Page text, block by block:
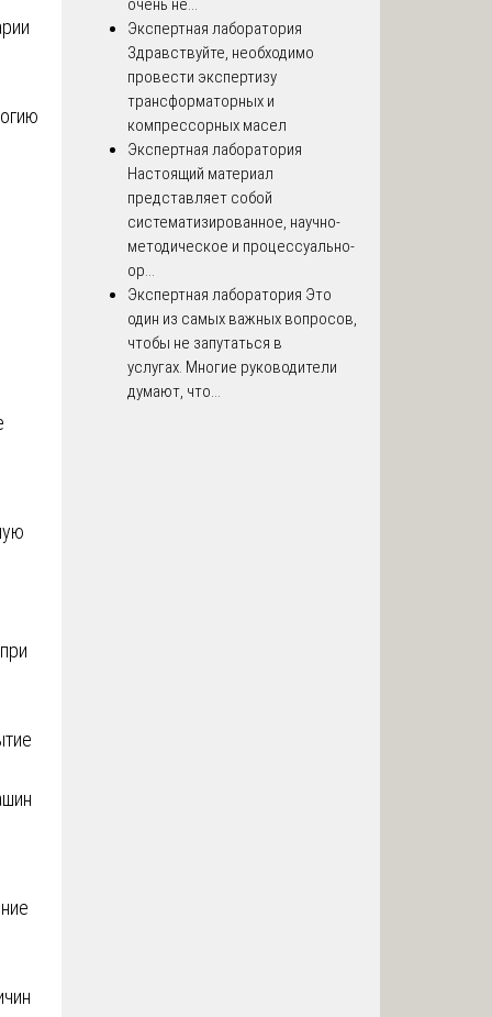
очень не...
Экспертная лаборатория
Здравствуйте, необходимо
провести экспертизу
трансформаторных и
компрессорных масел
Экспертная лаборатория
Настоящий материал
представляет собой
систематизированное, научно-
методическое и процессуально-
ор...
Экспертная лаборатория Это
один из самых важных вопросов,
чтобы не запутаться в
услугах. Многие руководители
думают, что...